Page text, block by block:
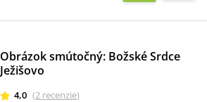
Obrázok smútočný: Božské Srdce
Ježišovo
4,0 (2 recenzie)